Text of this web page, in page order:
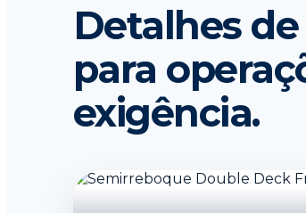
Detalhes
para
exigência.